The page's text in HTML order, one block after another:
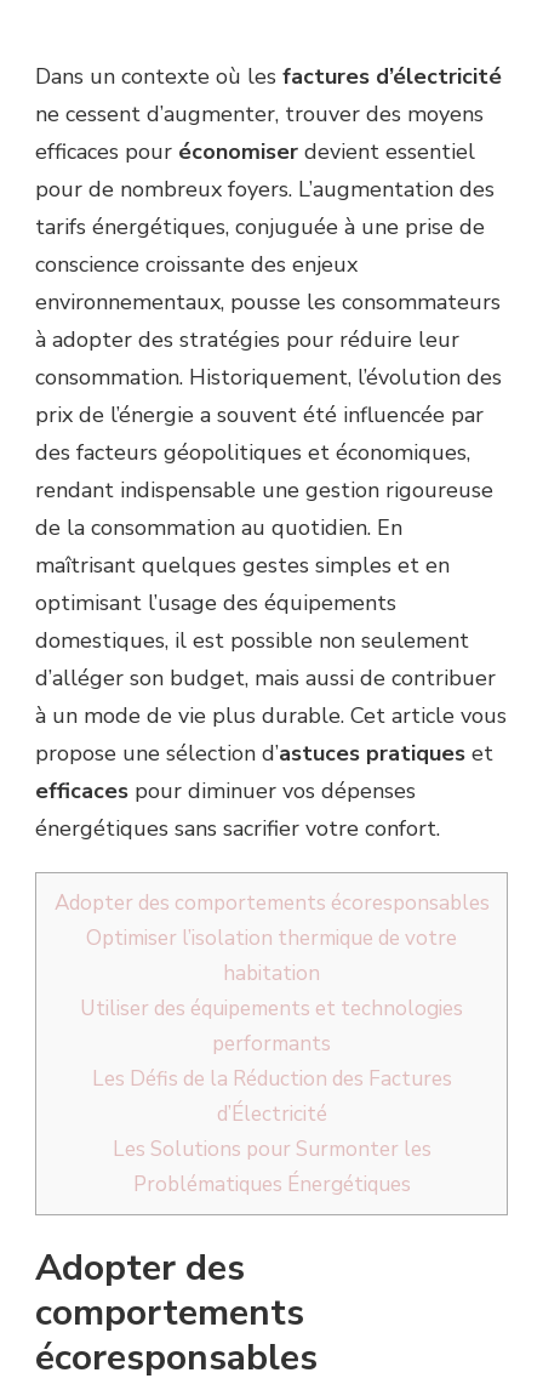
Dans un contexte où les factures d’électricité
ne cessent d’augmenter, trouver des moyens
efficaces pour économiser devient essentiel
pour de nombreux foyers. L’augmentation des
tarifs énergétiques, conjuguée à une prise de
conscience croissante des enjeux
environnementaux, pousse les consommateurs
à adopter des stratégies pour réduire leur
consommation. Historiquement, l’évolution des
prix de l’énergie a souvent été influencée par
des facteurs géopolitiques et économiques,
rendant indispensable une gestion rigoureuse
de la consommation au quotidien. En
maîtrisant quelques gestes simples et en
optimisant l’usage des équipements
domestiques, il est possible non seulement
d’alléger son budget, mais aussi de contribuer
à un mode de vie plus durable. Cet article vous
propose une sélection d’astuces pratiques et
efficaces pour diminuer vos dépenses
énergétiques sans sacrifier votre confort.
Adopter des comportements écoresponsables
Optimiser l’isolation thermique de votre
habitation
Utiliser des équipements et technologies
performants
Les Défis de la Réduction des Factures
d’Électricité
Les Solutions pour Surmonter les
Problématiques Énergétiques
Adopter des
comportements
écoresponsables